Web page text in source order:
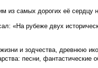
самых дорогих её сердцу
«На рубеже двух
и зодчества, древнюю
песни, фантастические